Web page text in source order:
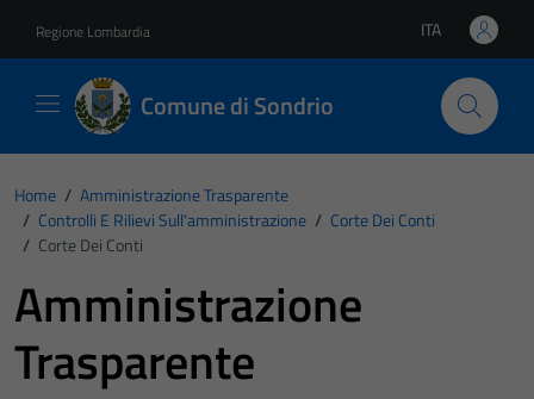
Regione Lombardia Lingua attiva:
ITA
Comune di Sondrio
Home / Amministrazione Trasparente
/ Controlli E Rilievi Sull'amministrazione / Corte Dei Conti
/ Corte Dei Conti
Amministrazione
Trasparente